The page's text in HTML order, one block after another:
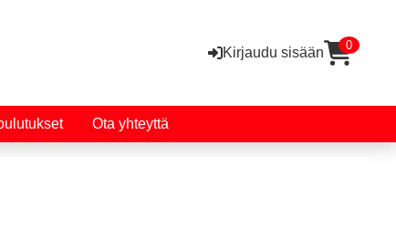
Kirjaudu sisään 0
Ota yhteyttä